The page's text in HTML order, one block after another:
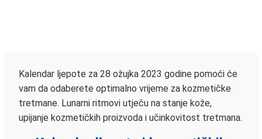
Kalendar ljepote za 28 ožujka 2023 godine pomoći će
vam da odaberete optimalno vrijeme za kozmetičke
tretmane. Lunarni ritmovi utječu na stanje kože,
upijanje kozmetičkih proizvoda i učinkovitost tretmana.